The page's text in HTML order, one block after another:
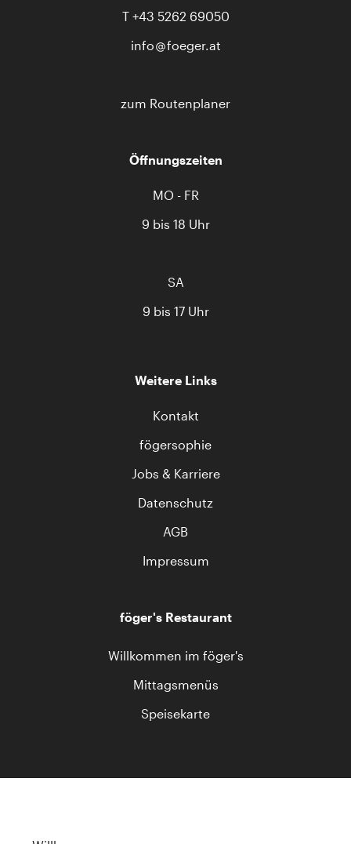
T +43 5262 69050
info
foeger.at
zum Routenplaner
Öffnungszeiten
MO - FR
9 bis 18 Uhr
SA
9 bis 17 Uhr
Weitere Links
Kontakt
fögersophie
Jobs & Karriere
Datenschutz
AGB
Impressum
föger's Restaurant
Willkommen im föger's
Mittagsmenüs
Speisekarte